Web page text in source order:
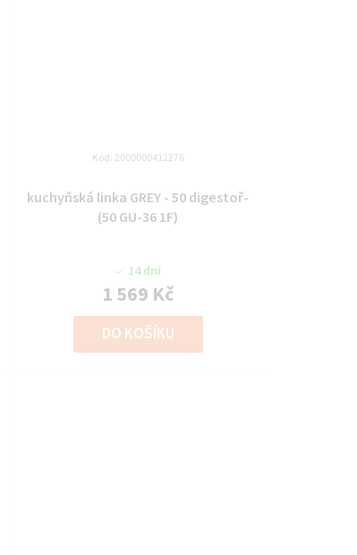
kuchyňská linka GREY - 50 digestoř-
(50 GU-36 1F)
14 dní
1 569 Kč
DO KOŠÍKU
Kód: 2000000412276